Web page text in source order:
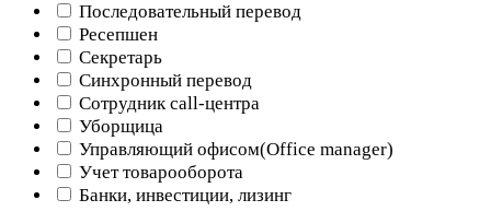
Последовательный перевод
Ресепшен
Секретарь
Синхронный перевод
Сотрудник call-центра
Уборщица
Управляющий офисом(Оffice manager)
Учет товарооборота
Банки, инвестиции, лизинг